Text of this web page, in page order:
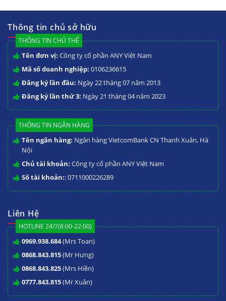
Thông tin chủ sở hữu
THÔNG TIN CHỦ THỂ
Tên đơn vị: Công ty cổ phần ANY Việt Nam
Mã số doanh nghiệp: 0106236615
Đăng ký lần đầu: Ngày 22 tháng 07 năm 2013
Đăng ký lần thứ 3: Ngày 21 tháng 04 năm 2023
THÔNG TIN NGÂN HÀNG
Tên ngân hàng: Ngân hàng VietcomBank CN Thanh Xuân, Hà
Nội
Chủ tài khoản: Công ty cổ phần ANY Việt Nam
Số tài khoản:: 0711000226289
Liên Hệ
HOTLINE 24/7(8:00-22:00)
0969.938.684(Mrs Toan)
0868.843.815(Mr Hưng)
0868.843.825(Mrs Hiền)
0777.843.815(Mr Xuân)